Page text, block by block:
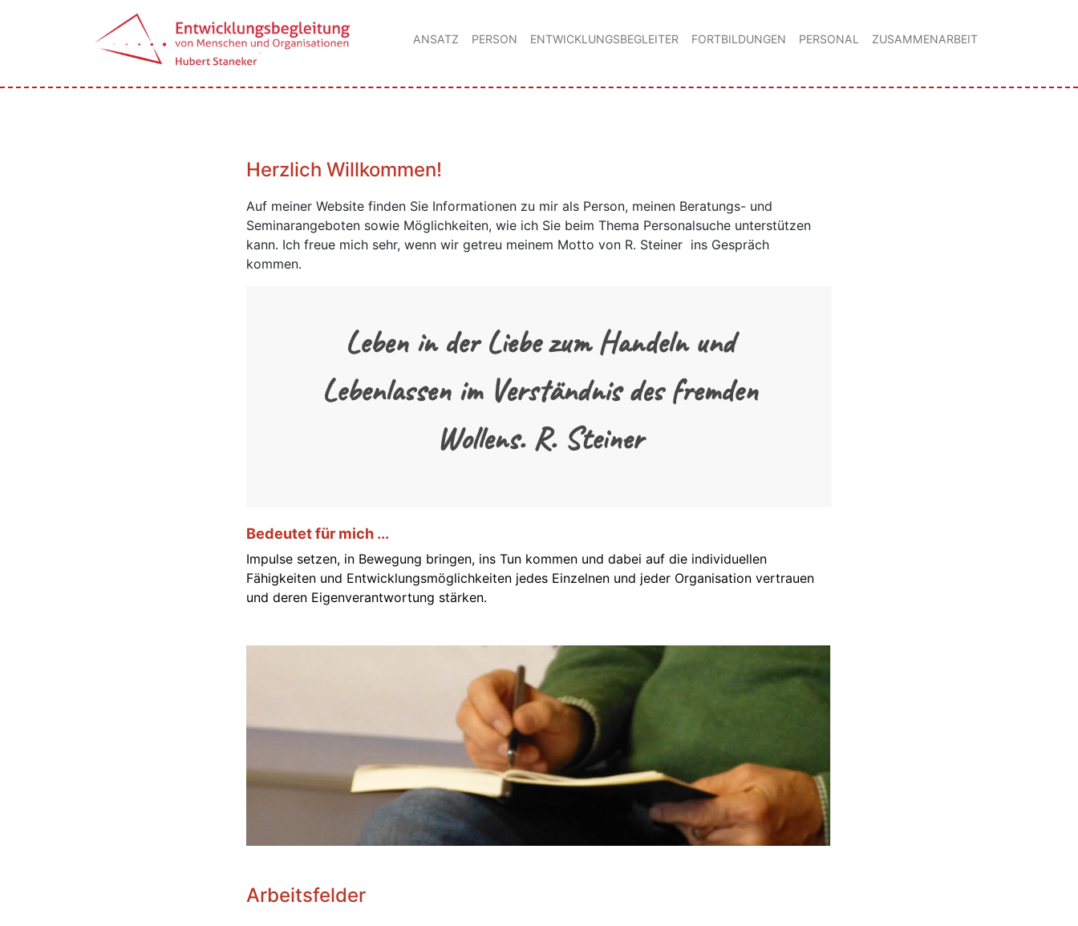
ANSATZ PERSON ENTWICKLUNGSBEGLEITER FORTBILDUNGEN PERSONAL ZUSAMMENARBEIT
Herzlich Willkommen!
Auf meiner Website finden Sie Informationen zu mir als Person, meinen Beratungs- und
Seminarangeboten sowie Möglichkeiten, wie ich Sie beim Thema Personalsuche unterstützen
kann. Ich freue mich sehr, wenn wir getreu meinem Motto von R. Steiner ins Gespräch
kommen.
Leben in der Liebe zum Handeln und
Lebenlassen im Verständnis des fremden
Wollens. R. Steiner
Bedeutet für mich ...
Impulse setzen, in Bewegung bringen, ins Tun kommen und dabei auf die individuellen
Fähigkeiten und Entwicklungsmöglichkeiten jedes Einzelnen und jeder Organisation vertrauen
und deren Eigenverantwortung stärken.
Arbeitsfelder